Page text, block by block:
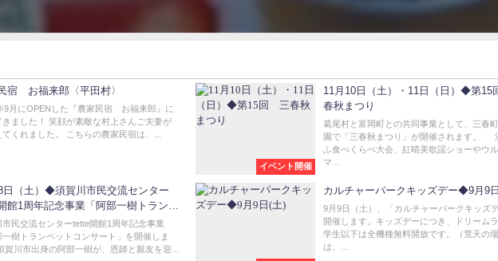
宿 お福来郎〈平田村〉
9月にOPENした『農家民宿 お福来郎』に
きました！ 笑顔が素敵な村上さんご夫妻が
くれました。 こちらの農家民宿は、...
イベント開催
11月10日（土）・11日（日）◆第
春秋まつり
葛尾村と富岡町との共同事業として、三春
園で「三春秋まつり」が開催されます。
ふ食べくらべ大会、紅晴美歌謡ショーやウ
マ...
日（土）◆須賀川市民交流センター
館1周年記念事業「阿部一樹トランペ
ンサート」
市民交流センターtette開館1周年記念事業
一樹トランペットコンサート」を開催しま
賀川市出身の阿部一樹が、恩師と親友を迎...
カルチャーパークキッズデー◆9月9
9月9日（土）、「カルチャーパークキッズ
開催します。キッズデーにつき、ドリーム
学生以下は全機種無料開放です。（荒天の
は、...